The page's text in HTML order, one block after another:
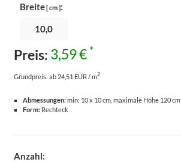
Breite[ cm ]:
Preis: 3,59 € *
Grundpreis: ab 24,51 EUR / m2
Abmessungen:min: 10 x 10 cm, maximale Höhe 120 cm
Form:Rechteck
Anzahl: